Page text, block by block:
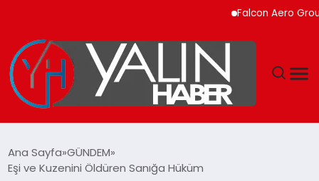
Falcon Aero Group,
Ana Sayfa GÜNDEM
Eşi ve Kuzenini Öldüren Sanığa Hüküm